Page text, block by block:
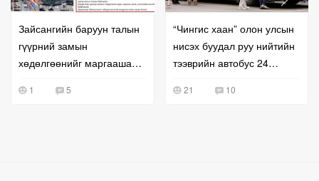
Зайсангийн баруун талын
гүүрний замын
хөдөлгөөнийг маргаашаас
1 5
“Чингис хаан” олон улсын
нисэх буудал руу нийтийн
тээврийн автобус 24
21 10